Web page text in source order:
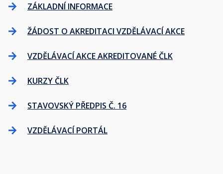
ZÁKLADNÍ INFORMACE
ŽÁDOST O AKREDITACI VZDĚLÁVACÍ AKCE
VZDĚLÁVACÍ AKCE AKREDITOVANÉ ČLK
KURZY ČLK
STAVOVSKÝ PŘEDPIS Č. 16
VZDĚLÁVACÍ PORTÁL